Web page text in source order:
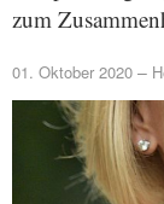
Medizin &
Gesundheit
zum
01. Oktober 2020